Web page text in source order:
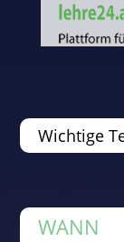
Wichtige
WANN